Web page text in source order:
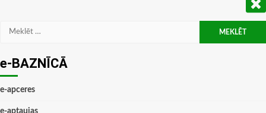
Meklēt:
e-BAZNĪCĀ
e-apceres